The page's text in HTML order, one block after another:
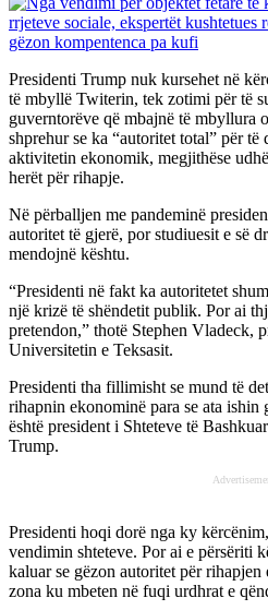
Presidenti Trump nuk kursehet në
të mbyllë Twiterin, tek zotimi për të
guverntorëve që mbajnë të mbyllura
shprehur se ka “autoritet total” për të
aktivitetin ekonomik, megjithëse
herët për rihapje.
Në përballjen me pandeminë
autoritet të gjerë, por studiuesit e së
mendojnë kështu.
“Presidenti në fakt ka autoritetet
një krizë të shëndetit publik. Por ai
pretendon,” thotë Stephen Vladeck,
Universitetin e Teksasit.
Presidenti tha fillimisht se mund të
rihapnin ekonominë para se ata ishin
është president i Shteteve të
Trump.
Presidenti hoqi dorë nga ky
vendimin shteteve. Por ai e përsëriti
kaluar se gëzon autoritet për rihapjen
zona ku mbeten në fuqi urdhrat e